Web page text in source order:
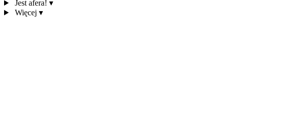
Jest afera! ▾
Więcej ▾